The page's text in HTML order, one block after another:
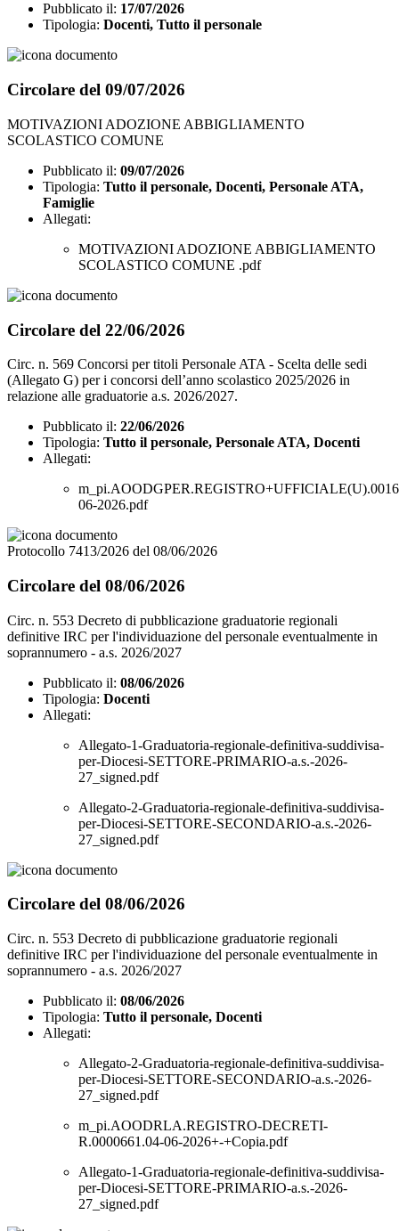
Pubblicato il: 17/07/2026
Tipologia: Docenti, Tutto il personale
Circolare del 09/07/2026
MOTIVAZIONI ADOZIONE ABBIGLIAMENTO
SCOLASTICO COMUNE
Pubblicato il: 09/07/2026
Tipologia: Tutto il personale, Docenti, Personale ATA,
Famiglie
Allegati:
MOTIVAZIONI ADOZIONE ABBIGLIAMENTO
SCOLASTICO COMUNE .pdf
Circolare del 22/06/2026
Circ. n. 569 Concorsi per titoli Personale ATA - Scelta delle sedi
(Allegato G) per i concorsi dell’anno scolastico 2025/2026 in
relazione alle graduatorie a.s. 2026/2027.
Pubblicato il: 22/06/2026
Tipologia: Tutto il personale, Personale ATA, Docenti
Allegati:
06-2026.pdf
Protocollo 7413/2026 del 08/06/2026
Circolare del 08/06/2026
Circ. n. 553 Decreto di pubblicazione graduatorie regionali
definitive IRC per l'individuazione del personale eventualmente in
soprannumero - a.s. 2026/2027
Pubblicato il: 08/06/2026
Tipologia: Docenti
Allegati:
Allegato-1-Graduatoria-regionale-definitiva-suddivisa-
per-Diocesi-SETTORE-PRIMARIO-a.s.-2026-
27_signed.pdf
Allegato-2-Graduatoria-regionale-definitiva-suddivisa-
per-Diocesi-SETTORE-SECONDARIO-a.s.-2026-
27_signed.pdf
Circolare del 08/06/2026
Circ. n. 553 Decreto di pubblicazione graduatorie regionali
definitive IRC per l'individuazione del personale eventualmente in
soprannumero - a.s. 2026/2027
Pubblicato il: 08/06/2026
Tipologia: Tutto il personale, Docenti
Allegati:
Allegato-2-Graduatoria-regionale-definitiva-suddivisa-
per-Diocesi-SETTORE-SECONDARIO-a.s.-2026-
27_signed.pdf
m_pi.AOODRLA.REGISTRO-DECRETI-
R.0000661.04-06-2026+-+Copia.pdf
Allegato-1-Graduatoria-regionale-definitiva-suddivisa-
per-Diocesi-SETTORE-PRIMARIO-a.s.-2026-
27_signed.pdf